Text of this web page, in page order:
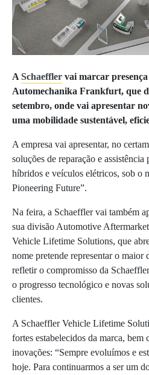
A Schaeffler vai marcar
Automechanika Frankfurt, que
setembro, onde vai apresentar
uma mobilidade sustentável,
A empresa vai apresentar, no
soluções de reparação e
híbridos e veículos elétricos, sob o
Pioneering Future”.
Na feira, a Schaeffler vai também
sua divisão Automotive
Vehicle Lifetime Solutions, que
nome pretende representar o
refletir o compromisso da
o progresso tecnológico e novas
clientes.
A Schaeffler Vehicle Lifetime
fortes estabelecidos da marca, bem
inovações: “Sempre evoluímos e
hoje. Para continuarmos a ser um